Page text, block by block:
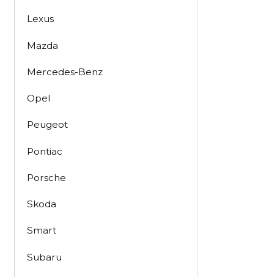
Lexus
Mazda
Mercedes-Benz
Opel
Peugeot
Pontiac
Porsche
Skoda
Smart
Subaru